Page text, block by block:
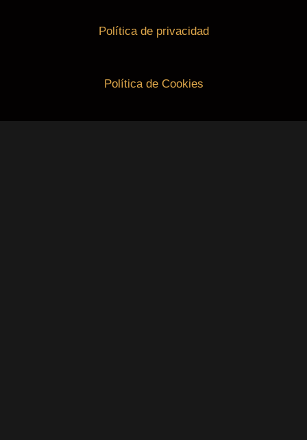
Política de privacidad
Política de Cookies